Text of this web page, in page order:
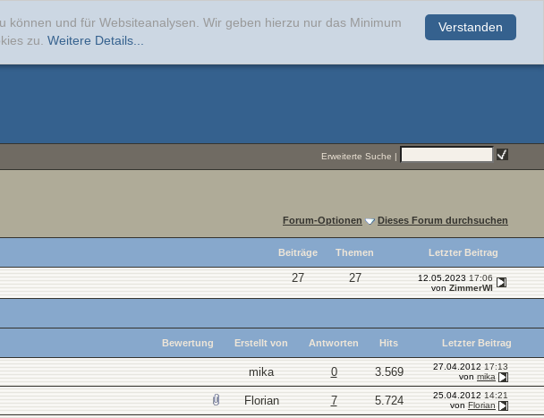
Verstanden
und für Websiteanalysen. Wir geben hierzu nur das Minimum
zu. Weitere Details...
Erweiterte Suche |
Forum-Optionen Dieses Forum durchsuchen
Beiträge Themen Letzter Beitrag
27 27 12.05.2023 17:06
von ZimmerWI
Bewertung Erstellt von Antworten Hits Letzter Beitrag
mika 0 3.569 27.04.2012 17:13
von mika
Florian 7 5.724 25.04.2012 14:21
von Florian